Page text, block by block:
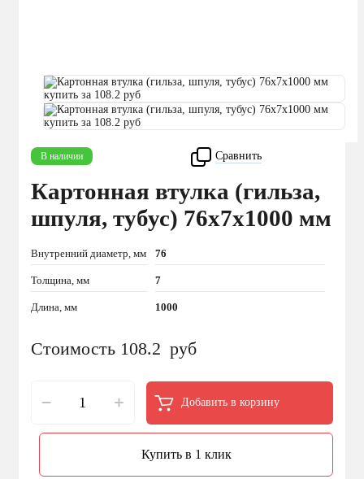
В наличии Сравнить
Картонная втулка (гильза,
шпуля, тубус) 76х7х1000 мм
Внутренний диаметр, мм 76
Толщина, мм 7
Длина, мм 1000
Стоимость 108.2 руб
Добавить в корзину
Купить в 1 клик